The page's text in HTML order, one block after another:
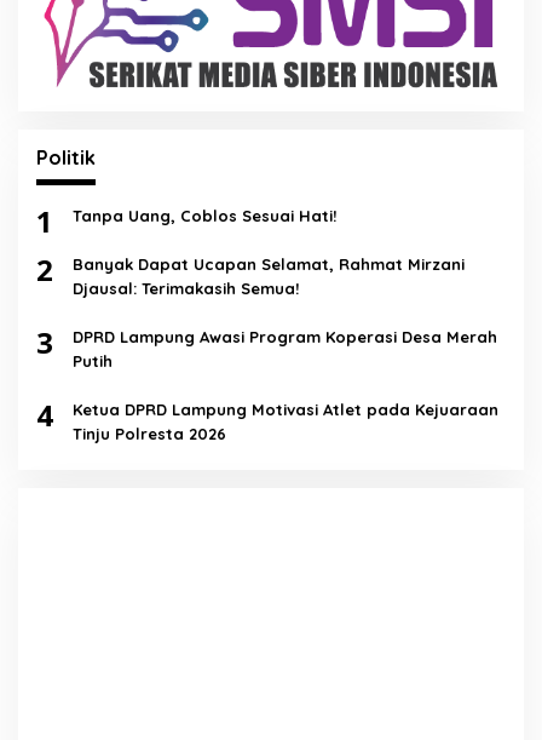
Politik
1 Tanpa Uang, Coblos Sesuai Hati!
2
Banyak Dapat Ucapan Selamat, Rahmat Mirzani
Djausal: Terimakasih Semua!
3
DPRD Lampung Awasi Program Koperasi Desa Merah
Putih
4
Ketua DPRD Lampung Motivasi Atlet pada Kejuaraan
Tinju Polresta 2026